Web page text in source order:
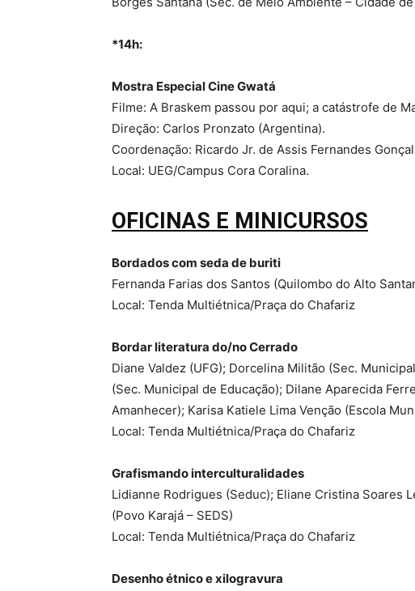
*14h:
Mostra Especial Cine Gwatá
Filme: A Braskem passou por aqui; a catástrofe de
Direção: Carlos Pronzato (Argentina).
Coordenação: Ricardo Jr. de Assis Fernandes
Local: UEG/Campus Cora Coralina.
OFICINAS E MINICURSOS
Bordados com seda de buriti
Fernanda Farias dos Santos (Quilombo do Alto
Local: Tenda Multiétnica/Praça do Chafariz
Bordar literatura do/no Cerrado
Diane Valdez (UFG); Dorcelina Militão (Sec.
(Sec. Municipal de Educação); Dilane Aparecida
Amanhecer); Karisa Katiele Lima Venção (Escola
Local: Tenda Multiétnica/Praça do Chafariz
Grafismando interculturalidades
Lidianne Rodrigues (Seduc); Eliane Cristina Soares
(Povo Karajá – SEDS)
Local: Tenda Multiétnica/Praça do Chafariz
Desenho étnico e xilogravura